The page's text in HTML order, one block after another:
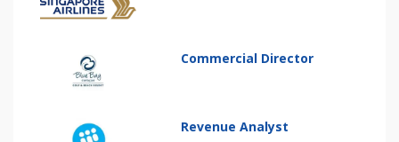
Commercial Director
Revenue Analyst